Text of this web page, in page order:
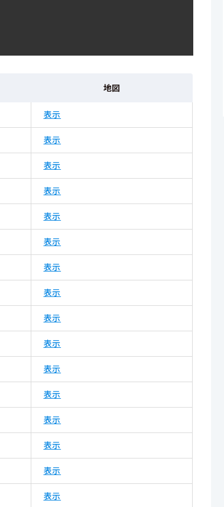
地図
表示
表示
表示
表示
表示
表示
表示
表示
表示
表示
表示
表示
表示
表示
表示
表示